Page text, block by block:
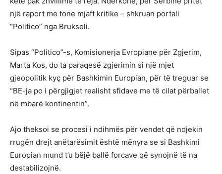
një raport me tone mjaft kritike – shkruan portali
“Politico” nga Brukseli.
Sipas “Politico”-s, Komisionerja Evropiane për Zgjerim,
Marta Kos, do ta paraqesë zgjerimin si një mjet
gjeopolitik kyç për Bashkimin Europian, për të treguar se
“BE-ja po i përgjigjet realisht sfidave me të cilat përballet
në mbarë kontinentin”.
Ajo theksoi se procesi i ndihmës për vendet që ndjekin
rrugën drejt anëtarësimit është mënyra se si Bashkimi
Europian mund t’u bëjë ballë forcave që synojnë të na
destabilizojnë.